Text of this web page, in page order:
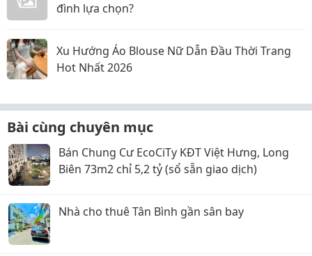
đình lựa chọn?
Xu Hướng Áo Blouse Nữ Dẫn Đầu Thời Trang
Hot Nhất 2026
Bài cùng chuyên mục
Bán Chung Cư EcoCiTy KĐT Việt Hưng, Long
Biên 73m2 chỉ 5,2 tỷ (sổ sẵn giao dịch)
Nhà cho thuê Tân Bình gần sân bay